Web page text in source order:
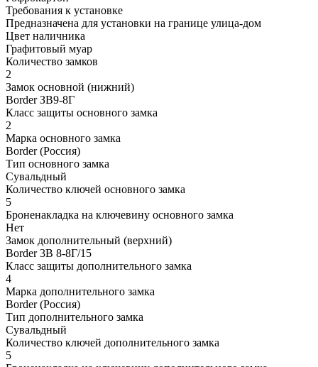
Требования к установке
Предназначена для установки на границе улица-дом
Цвет наличника
Графитовый муар
Количество замков
2
Замок основной (нижний)
Border ЗВ9-8Г
Класс защиты основного замка
2
Марка основного замка
Border (Россия)
Тип основного замка
Сувальдный
Количество ключей основного замка
5
Броненакладка на ключевину основного замка
Нет
Замок дополнительный (верхний)
Border 3В 8-8Г/15
Класс защиты дополнительного замка
4
Марка дополнительного замка
Border (Россия)
Тип дополнительного замка
Сувальдный
Количество ключей дополнительного замка
5